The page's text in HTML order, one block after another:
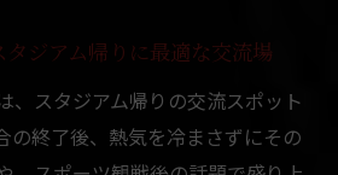
タジアム帰りに最適な交流場
、スタジアム帰りの交流スポット
の終了後、熱気を冷まさずにその